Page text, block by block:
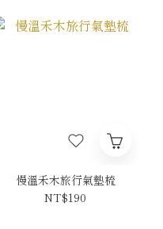
慢溫禾木旅行氣墊梳
NT$190